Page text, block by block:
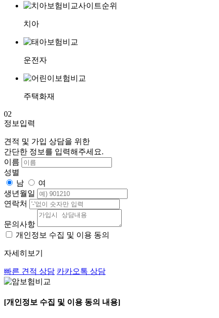
치아
운전자
주택화재
02
정보입력
견적 및 가입 상담을 위한
간단한 정보를 입력해주세요.
이름
성별
남
여
생년월일
연락처
문의사항
개인정보 수집 및 이용 동의
자세히보기
빠른 견적 상담 카카오톡 상담
[개인정보 수집 및 이용 동의 내용]